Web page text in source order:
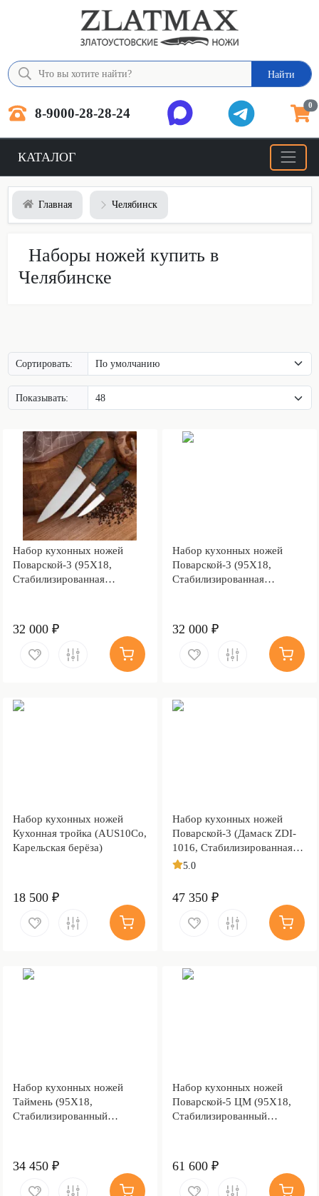
Найти
8-9000-28-28-24 0
КАТАЛОГ
Главная Челябинск
Наборы ножей купить в
Челябинске
Сортировать:
Показывать:
Набор кухонных ножей
Поварской-3 (95Х18,
Стабилизированная
32 000 ₽
Набор кухонных ножей
Поварской-3 (95Х18,
Стабилизированная
32 000 ₽
Набор кухонных ножей
Кухонная тройка (AUS10Co,
Карельская берёза)
18 500 ₽
Набор кухонных ножей
Поварской-3 (Дамаск ZDI-
1016, Стабилизированная
карельская береза
5.0
47 350 ₽
Набор кухонных ножей
Таймень (95Х18,
Стабилизированный
34 450 ₽
Набор кухонных ножей
Поварской-5 ЦМ (95Х18,
Стабилизированный
61 600 ₽